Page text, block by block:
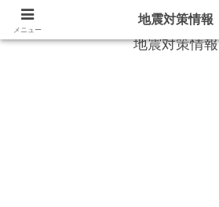
地震対策情報
メニュー
地震対策情報